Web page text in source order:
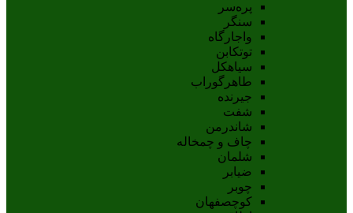
پره‌سر
سنگر
واجارگاه
توتکابن
سیاهکل
طاهرگوراب
جیرنده
شفت
شاندرمن
چاف و چمخاله
شلمان
ضیابر
چوبر
کوچصفهان